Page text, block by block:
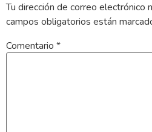
Tu dirección de correo electrónico
campos obligatorios están
Comentario *